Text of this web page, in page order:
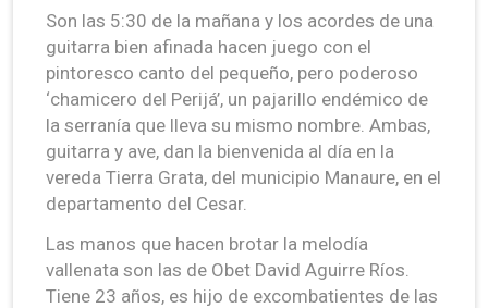
Son las 5:30 de la mañana y los acordes de una
guitarra bien afinada hacen juego con el
pintoresco canto del pequeño, pero poderoso
‘chamicero del Perijá’, un pajarillo endémico de
la serranía que lleva su mismo nombre. Ambas,
guitarra y ave, dan la bienvenida al día en la
vereda Tierra Grata, del municipio Manaure, en el
departamento del Cesar.
Las manos que hacen brotar la melodía
vallenata son las de Obet David Aguirre Ríos.
Tiene 23 años, es hijo de excombatientes de las